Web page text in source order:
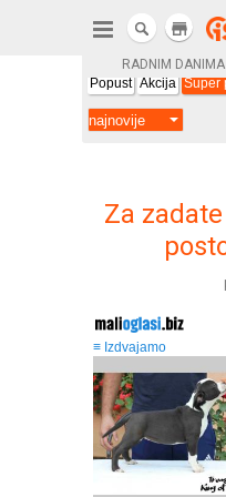
RADNIM
store
Popust Akcija Super
Za